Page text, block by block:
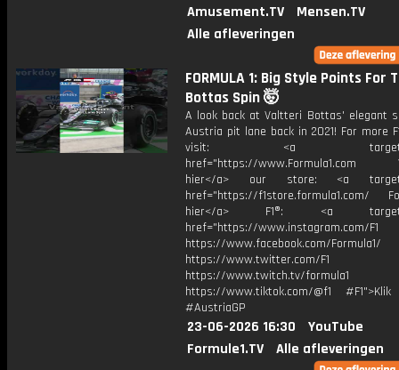
Amusement.TV
Mensen.TV
Alle afleveringen
FORMULA 1: Big Style Points For
Bottas Spin 🤯
A look back at Valtteri Bottas' elegant
Austria pit lane back in 2021! For more
visit: <a
href="https://www.Formula1.com
hier</a> our store: <a
href="https://f1store.formula1.com/
hier</a> F1®: <a
href="https://www.instagram.com/F1
https://www.facebook.com/Formula1/
https://www.twitter.com/F1
https://www.twitch.tv/formula1
https://www.tiktok.com/@f1
#AustriaGP
23-06-2026 16:30
YouTube
Formule1.TV
Alle afleveringen